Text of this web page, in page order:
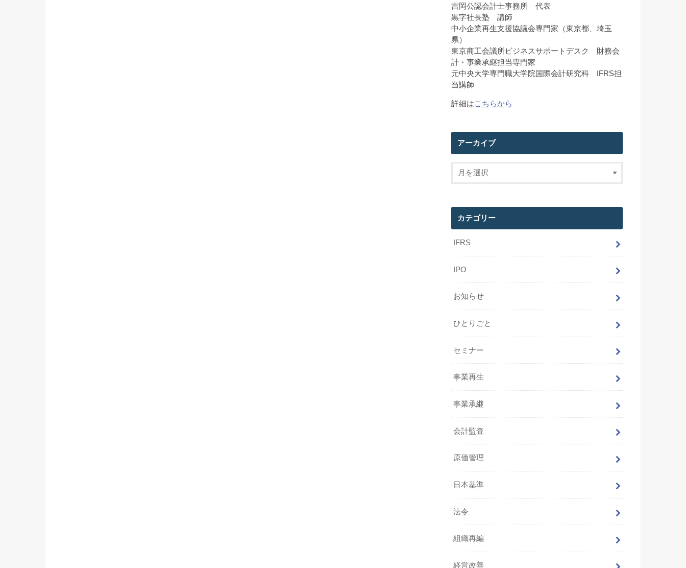
吉岡公認会計士事務所 代表
黒字社長塾 講師
中小企業再生支援協議会専門家（東京都、埼玉
県）
東京商工会議所ビジネスサポートデスク 財務会
計・事業承継担当専門家
元中央大学専門職大学院国際会計研究科 IFRS担
当講師
詳細はこちらから
アーカイブ
カテゴリー
IFRS
IPO
お知らせ
ひとりごと
セミナー
事業再生
事業承継
会計監査
原価管理
日本基準
法令
組織再編
経営改善